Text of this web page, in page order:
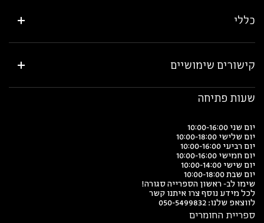
כללי
קישורים שימושיים
שעות פתיחה
יום שני 10:00-16:00
יום שלישי 10:00-18:00
יום רביעי 10:00-16:00
יום חמישי 10:00-16:00
יום שישי 10:00-14:00
יום שבת 10:00-18:00
שימו לב- ראשון הספרייה סגורה!
לכל מידע נוסף צרו איתנו קשר
לווצאפ שלנו: 050-5499832
ספריית החומרים